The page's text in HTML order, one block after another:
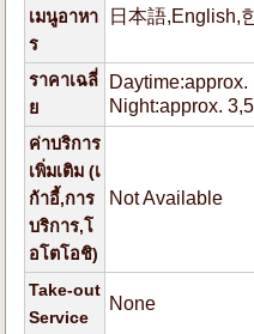
เมนูอาหา
ร
日本語,English,
ราคาเฉลี่
ย
Daytime:approx.
Night:approx.
ค่าบริการ
เพิ่มเติม (เ
ก้าอี้,การ
บริการ,โ
อโตโอชิ)
Not Available
Take-out
Service
None